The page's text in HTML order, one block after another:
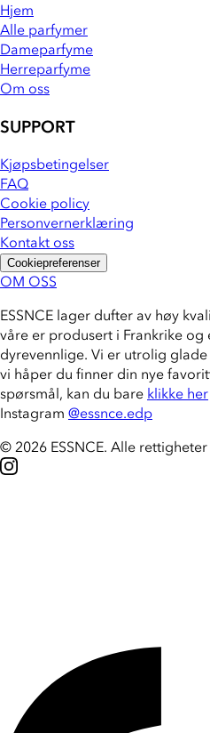
Hjem
Alle parfymer
Dameparfyme
Herreparfyme
Om oss
SUPPORT
Kjøpsbetingelser
FAQ
Cookie policy
Personvernerklæring
Kontakt oss
Cookiepreferenser
OM OSS
ESSNCE lager dufter av høy
våre er produsert i Frankrike og
dyrevennlige. Vi er utrolig
vi håper du finner din nye
spørsmål, kan du bareklikke her
Instagram @essnce.edp
© 2026 ESSNCE. Alle